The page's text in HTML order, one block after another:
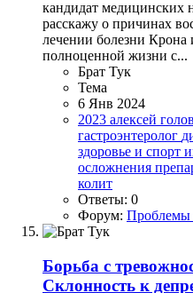
кандидат медицинских
расскажу о причинах
лечении болезни Крона
полноценной жизни с...
Брат Тук
Тема
6 Янв 2024
2023 алексей
гастроэнтеролог
здоровье и спорт
осложнения
колит
Ответы: 0
Форум:
Борьба с
Склонность к